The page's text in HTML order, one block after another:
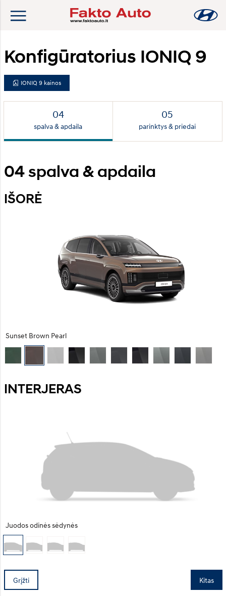
Konfigūratorius IONIQ 9
IONIQ 9 kainos
spalva & apdaila parinktys & priedai
04spalva & apdaila
IŠORĖ
Sunset Brown Pearl
INTERJERAS
Juodos odinės sėdynės
Grįžti Kitas